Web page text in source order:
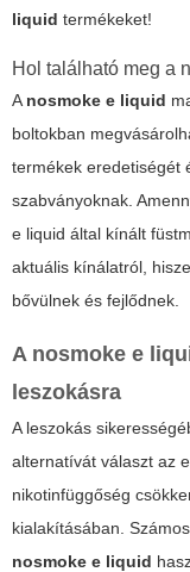
liquid termékeket!
Hol található meg a
A nosmoke e liquid
boltokban
termékek eredetiségét
szabványoknak.
e liquid által kínált
aktuális kínálatról,
bővülnek és fejlődnek.
A nosmoke e
leszokásra
A leszokás
alternatívát választ az
nikotinfüggőség
kialakításában.
nosmoke e liquid